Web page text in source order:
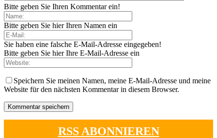
Bitte geben Sie Ihren Kommentar ein!
Bitte geben Sie hier Ihren Namen ein
Sie haben eine falsche E-Mail-Adresse eingegeben!
Bitte geben Sie hier Ihre E-Mail-Adresse ein
Speichern Sie meinen Namen, meine E-Mail-Adresse und meine
Website für den nächsten Kommentar in diesem Browser.
RSS ABONNIEREN